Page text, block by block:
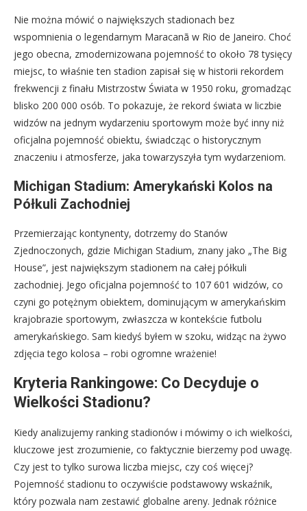
Nie można mówić o największych stadionach bez
wspomnienia o legendarnym Maracanã w Rio de Janeiro. Choć
jego obecna, zmodernizowana pojemność to około 78 tysięcy
miejsc, to właśnie ten stadion zapisał się w historii rekordem
frekwencji z finału Mistrzostw Świata w 1950 roku, gromadząc
blisko 200 000 osób. To pokazuje, że rekord świata w liczbie
widzów na jednym wydarzeniu sportowym może być inny niż
oficjalna pojemność obiektu, świadcząc o historycznym
znaczeniu i atmosferze, jaka towarzyszyła tym wydarzeniom.
Michigan Stadium: Amerykański Kolos na
Półkuli Zachodniej
Przemierzając kontynenty, dotrzemy do Stanów
Zjednoczonych, gdzie Michigan Stadium, znany jako „The Big
House”, jest największym stadionem na całej półkuli
zachodniej. Jego oficjalna pojemność to 107 601 widzów, co
czyni go potężnym obiektem, dominującym w amerykańskim
krajobrazie sportowym, zwłaszcza w kontekście futbolu
amerykańskiego. Sam kiedyś byłem w szoku, widząc na żywo
zdjęcia tego kolosa – robi ogromne wrażenie!
Kryteria Rankingowe: Co Decyduje o
Wielkości Stadionu?
Kiedy analizujemy ranking stadionów i mówimy o ich wielkości,
kluczowe jest zrozumienie, co faktycznie bierzemy pod uwagę.
Czy jest to tylko surowa liczba miejsc, czy coś więcej?
Pojemność stadionu to oczywiście podstawowy wskaźnik,
który pozwala nam zestawić globalne areny. Jednak różnice